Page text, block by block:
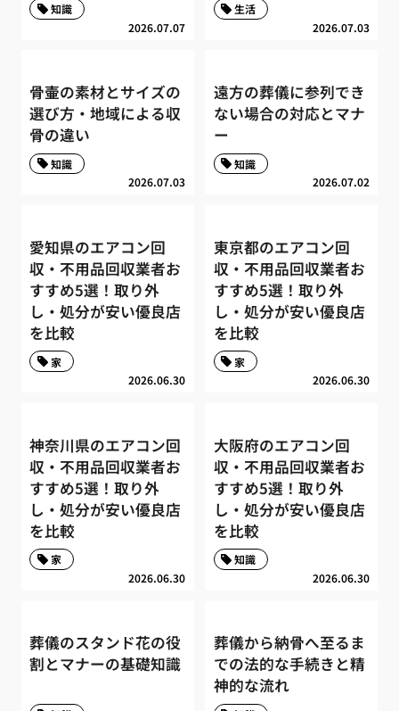
2026.07.07
知識
2026.07.03
生活
骨壷の素材とサイズの
選び方・地域による収
骨の違い
2026.07.03
知識
遠方の葬儀に参列でき
ない場合の対応とマナ
ー
2026.07.02
知識
愛知県のエアコン回
収・不用品回収業者お
すすめ5選！取り外
し・処分が安い優良店
を比較
2026.06.30
家
東京都のエアコン回
収・不用品回収業者お
すすめ5選！取り外
し・処分が安い優良店
を比較
2026.06.30
家
神奈川県のエアコン回
収・不用品回収業者お
すすめ5選！取り外
し・処分が安い優良店
を比較
2026.06.30
家
大阪府のエアコン回
収・不用品回収業者お
すすめ5選！取り外
し・処分が安い優良店
を比較
2026.06.30
知識
葬儀のスタンド花の役
割とマナーの基礎知識
葬儀から納骨へ至るま
での法的な手続きと精
神的な流れ